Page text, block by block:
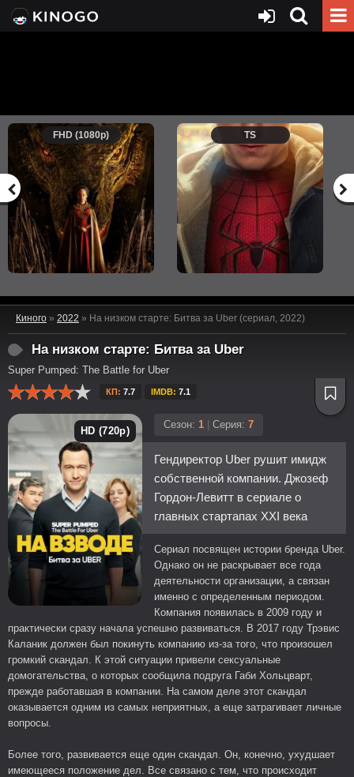
FHD (1080p) TS
Киного » 2022 » На низком старте: Битва за Uber (сериал, 2022)
На низком старте: Битва за Uber
Super Pumped: The Battle for Uber
КП: 7.7 IMDB: 7.1
HD (720p)
Сезон: 1 Серия: 7
Гендиректор Uber рушит имидж
собственной компании. Джозеф
Гордон-Левитт в сериале о
главных стартапах XXI века
Сериал посвящен истории бренда Uber.
Однако он не раскрывает все года
деятельности организации, а связан
именно с определенным периодом.
Компания появилась в 2009 году и
практически сразу начала успешно развиваться. В 2017 году Трэвис
Каланик должен был покинуть компанию из-за того, что произошел
громкий скандал. К этой ситуации привели сексуальные
домогательства, о которых сообщила подруга Габи Хольцварт,
прежде работавшая в компании. На самом деле этот скандал
оказывается одним из самых неприятных, а еще затрагивает личные
вопросы.
Более того, развивается еще один скандал. Он, конечно, ухудшает
имеющееся положение дел. Все связано с тем, что происходит